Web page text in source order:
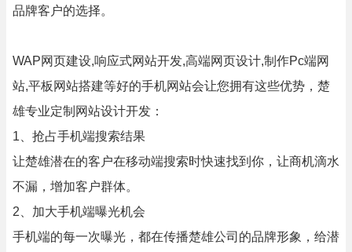
品牌客户的选择。
WAP网页建设,响应式网站开发,高端网页设计,制作Pc端网
站,平板网站搭建等好的手机网站会让您拥有这些优势，楚
雄专业定制网站设计开发：
1、抢占手机端搜索结果
让楚雄潜在的客户在移动端搜索时快速找到你，让商机滴水
不漏，增加客户群体。
2、加大手机端曝光机会
手机端的每一次曝光，都在传播楚雄公司的品牌形象，给潜